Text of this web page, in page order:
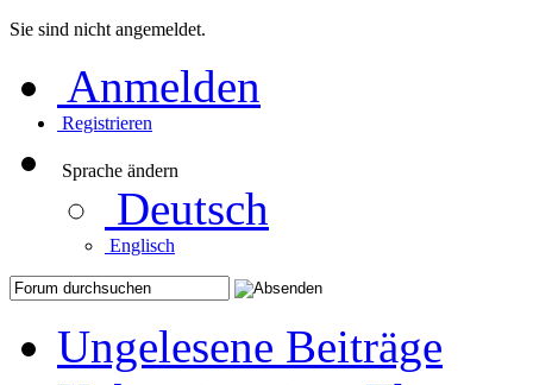
Sie sind nicht angemeldet.
Anmelden
Registrieren
Sprache ändern
Deutsch
Englisch
Ungelesene Beiträge